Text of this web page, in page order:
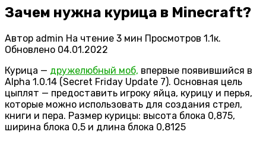
Зачем нужна курица в Minecraft?
Автор admin На чтение 3 мин Просмотров 1.1к.
Обновлено 04.01.2022
Курица — дружелюбный моб, впервые появившийся в
Alpha 1.0.14 (Secret Friday Update 7). Основная цель
цыплят — предоставить игроку яйца, курицу и перья,
которые можно использовать для создания стрел,
книги и пера. Размер курицы: высота блока 0,875,
ширина блока 0,5 и длина блока 0,8125